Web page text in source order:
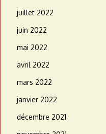
juillet 2022
juin 2022
mai 2022
avril 2022
mars 2022
janvier 2022
décembre 2021